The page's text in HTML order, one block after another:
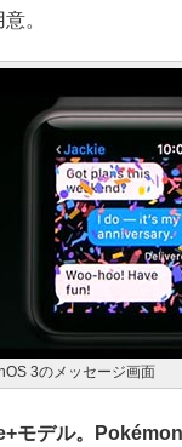
。
3のメッセージ画面
モデル。